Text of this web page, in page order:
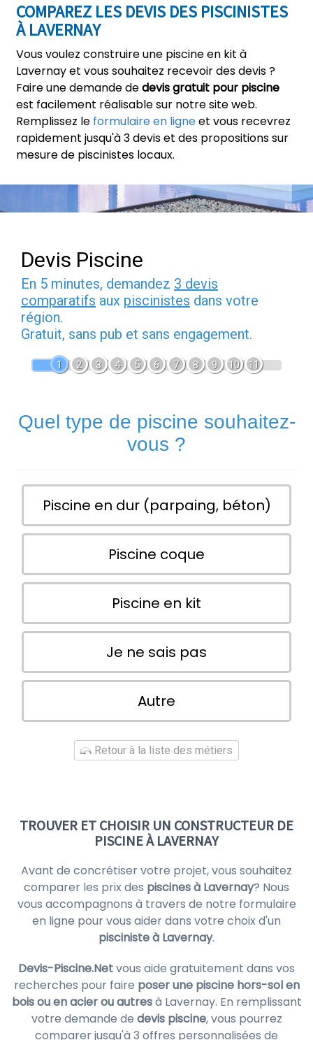
COMPAREZ LES DEVIS DES PISCINISTES
À LAVERNAY
Vous voulez construire une piscine en kit à
Lavernay et vous souhaitez recevoir des devis ?
Faire une demande dedevis gratuit pour piscine
est facilement réalisable sur notre site web.
Remplissez le formulaire en ligneet vous recevrez
rapidement jusqu'à 3 devis et des propositions sur
mesure de piscinistes locaux.
Devis Piscine
En 5 minutes, demandez 3 devis
comparatifs aux piscinistes dans votre
région.
Gratuit, sans pub et sans engagement.
1 2 3 4 5 6 7 8 9 10 11
Quel type de piscine souhaitez-
vous ?
Piscine en dur (parpaing, béton)
Piscine coque
Piscine en kit
Je ne sais pas
Autre
Retour à la liste des métiers
TROUVER ET CHOISIR UN CONSTRUCTEUR DE
PISCINE À LAVERNAY
Avant de concrétiser votre projet, vous souhaitez
comparer les prix des piscines à Lavernay? Nous
vous accompagnons à travers de notre formulaire
en ligne pour vous aider dans votre choix d'un
pisciniste à Lavernay.
Devis-Piscine.Netvous aide gratuitement dans vos
recherches pour faire poser une piscine hors-sol en
bois ou en acier ou autresà Lavernay. En remplissant
votre demande de devis piscine, vous pourrez
comparer jusqu'à 3 offres personnalisées de